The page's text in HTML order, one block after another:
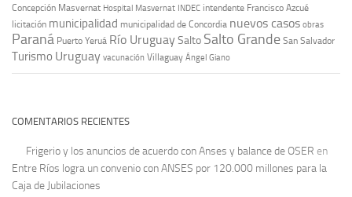
Concepción Masvernat Hospital Masvernat INDEC intendente Francisco Azcué
licitación municipalidad municipalidad de Concordia nuevos casos obras
Paraná Puerto Yeruá Río UruguaySalto Salto Grande San Salvador
Turismo Uruguay vacunación Villaguay Ángel Giano
COMENTARIOS RECIENTES
Frigerio y los anuncios de acuerdo con Anses y balance de OSER en
Entre Ríos logra un convenio con ANSES por 120.000 millones para la
Caja de Jubilaciones